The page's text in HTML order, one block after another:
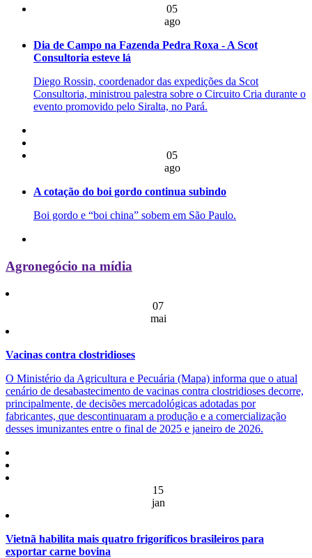
05
ago
Dia de Campo na Fazenda Pedra Roxa - A Scot
Consultoria esteve lá
Diego Rossin, coordenador das expedições da Scot
Consultoria, ministrou palestra sobre o Circuito Cria durante o
evento promovido pelo Siralta, no Pará.
05
ago
A cotação do boi gordo continua subindo
Boi gordo e “boi china” sobem em São Paulo.
Agronegócio na mídia
07
mai
Vacinas contra clostridioses
O Ministério da Agricultura e Pecuária (Mapa) informa que o atual
cenário de desabastecimento de vacinas contra clostridioses decorre,
principalmente, de decisões mercadológicas adotadas por
fabricantes, que descontinuaram a produção e a comercialização
desses imunizantes entre o final de 2025 e janeiro de 2026.
15
jan
Vietnã habilita mais quatro frigoríficos brasileiros para
exportar carne bovina